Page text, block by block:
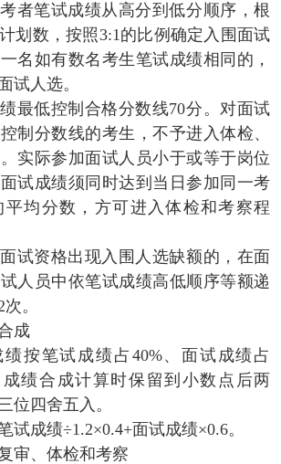
者笔试成绩从高分到低分顺序，根
划数，按照3:1的比例确定入围面试
名如有数名考生笔试成绩相同的，
试人选。
最低控制合格分数线70分。对面试
制分数线的考生，不予进入体检、
实际参加面试人员小于或等于岗位
试成绩须同时达到当日参加同一考
均分数，方可进入体检和考察程
试资格出现入围人选缺额的，在面
人员中依笔试成绩高低顺序等额递
。
成
按笔试成绩占40%、面试成绩占
绩合成计算时保留到小数点后两
位四舍五入。
试成绩÷1.2×0.4+面试成绩×0.6。
审、体检和考察